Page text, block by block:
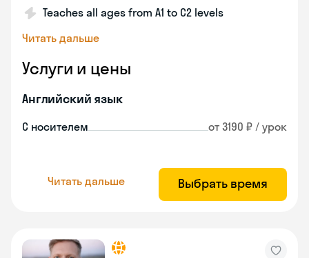
Teaches all ages from A1 to C2 levels
Читать дальше
Услуги и цены
Английский язык
С носителем от 3190 ₽ / урок
Читать дальше Выбрать время